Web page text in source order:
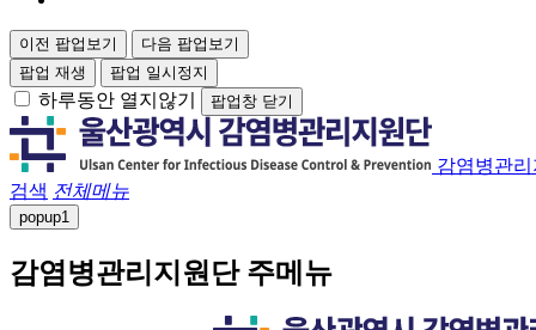
이전 팝업보기
다음 팝업보기
팝업 재생
팝업 일시정지
하루동안 열지않기 팝업창 닫기
감염병관
검색 전체메뉴
popup1
감염병관리지원단 주메뉴